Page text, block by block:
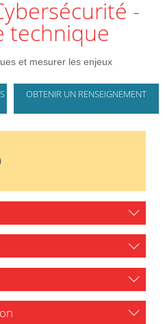
technique
et mesurer les enjeux
OBTENIR UN RENSEIGNEMENT